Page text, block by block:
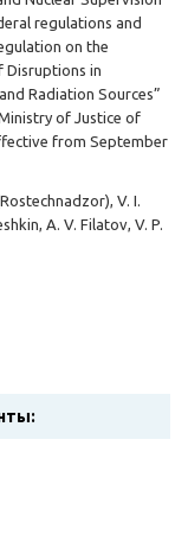
regulations and
on the
Disruptions in
Radiation Sources”
of Justice of
from September
V. I.
A. V. Filatov, V. P.